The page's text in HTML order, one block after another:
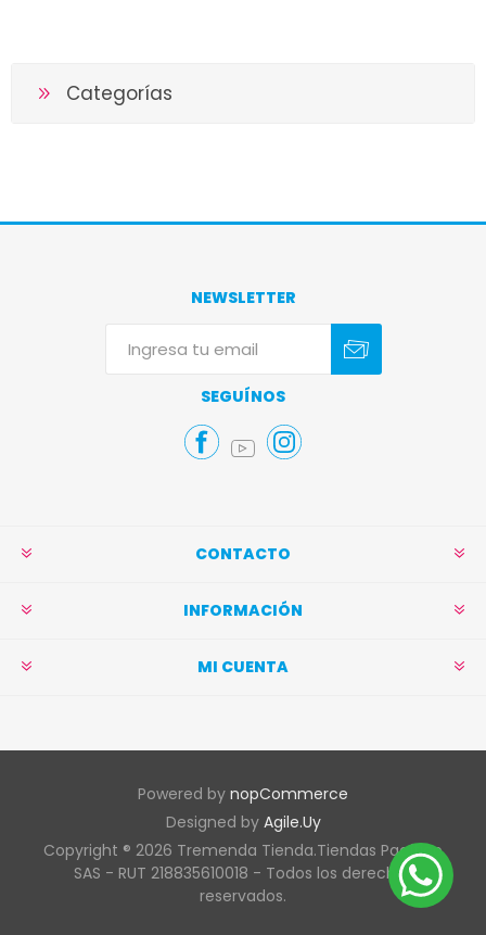
Categorías
NEWSLETTER
SEGUÍNOS
CONTACTO
INFORMACIÓN
MI CUENTA
Powered by nopCommerce
Designed by Agile.Uy
Copyright ® 2026 Tremenda Tienda.Tiendas Pacífico
SAS - RUT 218835610018 - Todos los derechos
reservados.